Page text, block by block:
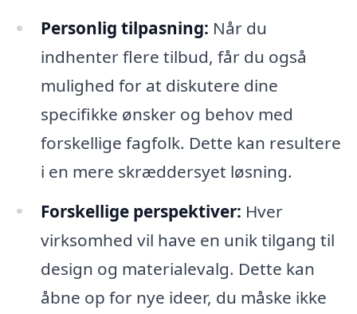
Personlig tilpasning: Når du
indhenter flere tilbud, får du også
mulighed for at diskutere dine
specifikke ønsker og behov med
forskellige fagfolk. Dette kan resultere
i en mere skræddersyet løsning.
Forskellige perspektiver: Hver
virksomhed vil have en unik tilgang til
design og materialevalg. Dette kan
åbne op for nye ideer, du måske ikke